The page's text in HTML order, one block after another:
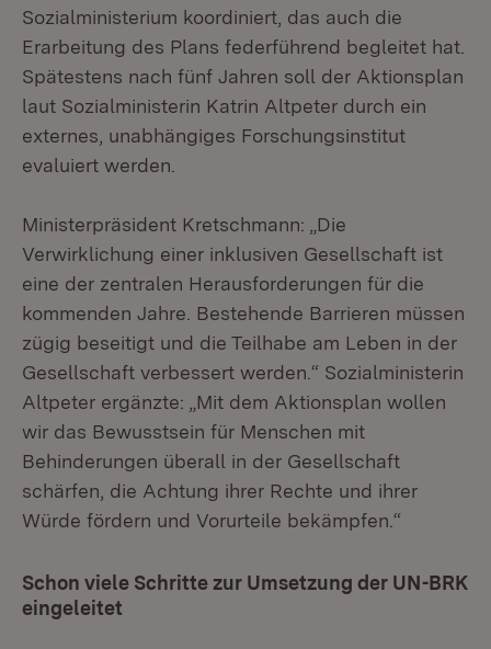
Sozialministerium koordiniert, das auch die
Erarbeitung des Plans federführend begleitet hat.
Spätestens nach fünf Jahren soll der Aktionsplan
laut Sozialministerin Katrin Altpeter durch ein
externes, unabhängiges Forschungsinstitut
evaluiert werden.
Ministerpräsident Kretschmann: „Die
Verwirklichung einer inklusiven Gesellschaft ist
eine der zentralen Herausforderungen für die
kommenden Jahre. Bestehende Barrieren müssen
zügig beseitigt und die Teilhabe am Leben in der
Gesellschaft verbessert werden.“ Sozialministerin
Altpeter ergänzte: „Mit dem Aktionsplan wollen
wir das Bewusstsein für Menschen mit
Behinderungen überall in der Gesellschaft
schärfen, die Achtung ihrer Rechte und ihrer
Würde fördern und Vorurteile bekämpfen.“
Schon viele Schritte zur Umsetzung der UN-BRK
eingeleitet